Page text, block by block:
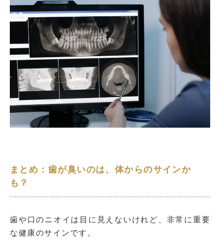
まとめ：歯が臭いのは、体からのサインか
も？
歯や口のニオイは目に見えないけれど、非常に重要
な健康のサインです。